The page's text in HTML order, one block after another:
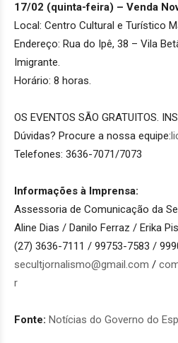
17/02 (quinta-feira) – Venda
Local: Centro Cultural e Turístico
Endereço: Rua do Ipê, 38 – Vila
Imigrante.
Horário: 8 horas.
OS EVENTOS SÃO GRATUITOS.
Dúvidas? Procure a nossa equipe:
Telefones: 3636-7071/7073
Informações à Imprensa:
Assessoria de Comunicação da
Aline Dias / Danilo Ferraz / Erika
(27) 3636-7111 / 99753-7583 /
secultjornalismo@gmail.com /
r
Fonte: Notícias do Governo do